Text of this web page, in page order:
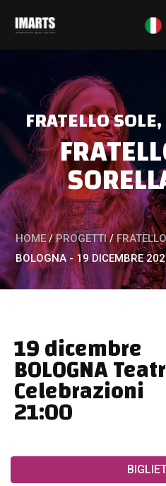
FRATELLO
HOME / PROGETTI /
BOLOGNA - 19 DICEMBRE
19 dicembre
BOLOGNA
Celebrazioni
21:00